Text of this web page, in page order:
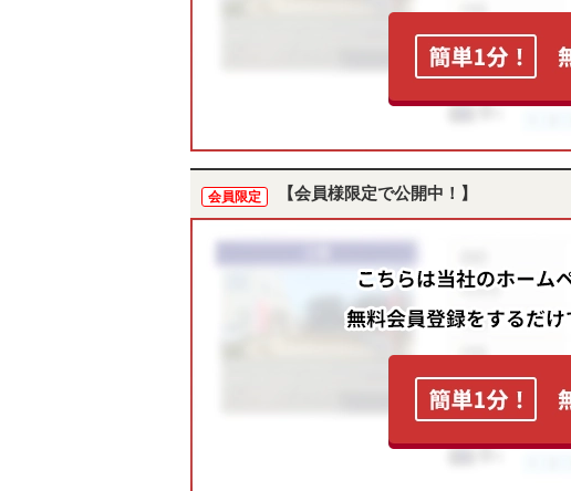
会員限定 【会員様限定で公開中！】